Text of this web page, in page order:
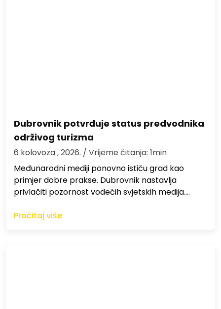
Dubrovnik potvrđuje status predvodnika
održivog turizma
6 kolovoza , 2026. / Vrijeme čitanja: 1min
Međunarodni mediji ponovno ističu grad kao
primjer dobre prakse. Dubrovnik nastavlja
privlačiti pozornost vodećih svjetskih medija.…
Pročitaj više